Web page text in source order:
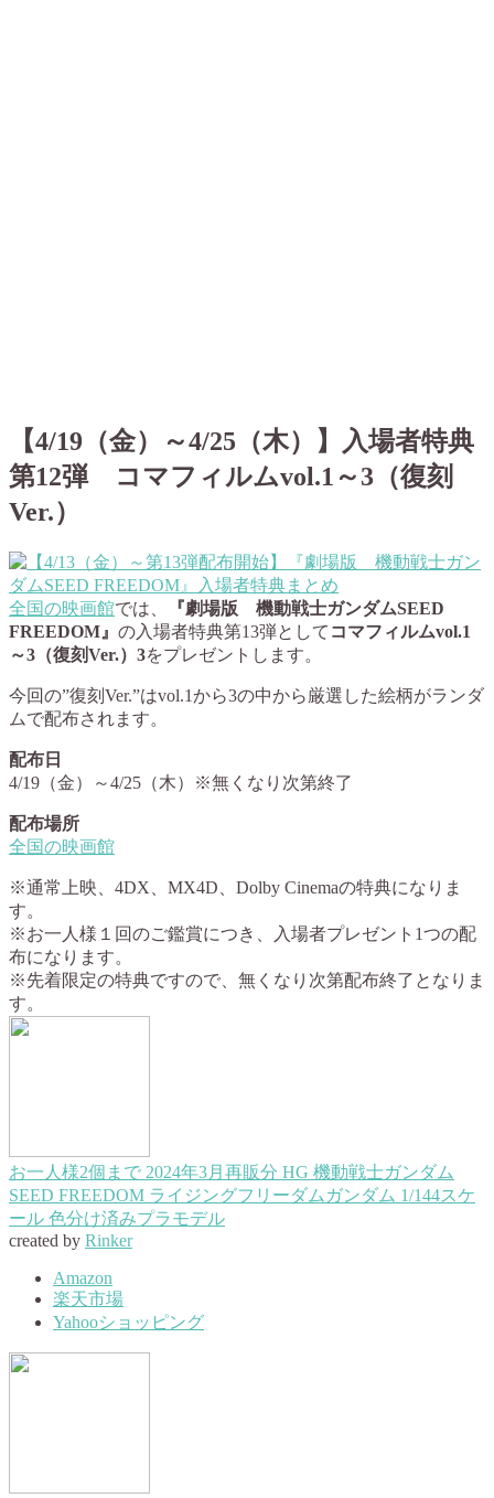
【4/19（金）～4/25（木）】入場者特典
第12弾 コマフィルムvol.1～3（復刻
Ver.）
全国の映画館では、
『劇場版 機動戦士ガンダムSEED
FREEDOM』 の入場者特典第13弾として コマフィルムvol.1
～3（復刻Ver.）3をプレゼントします。
今回の”復刻Ver.”はvol.1から3の中から厳選した絵柄がランダ
ムで配布されます。
配布日
4/19（金）～4/25（木）※無くなり次第終了
配布場所
全国の映画館
※通常上映、4DX、MX4D、Dolby Cinemaの特典になりま
す。
※お一人様１回のご鑑賞につき、入場者プレゼント1つの配
布になります。
※先着限定の特典ですので、無くなり次第配布終了となりま
す。
お一人様2個まで 2024年3月再販分 HG 機動戦士ガンダム
SEED FREEDOM ライジングフリーダムガンダム 1/144スケ
ール 色分け済みプラモデル
created by Rinker
Amazon
楽天市場
Yahooショッピング